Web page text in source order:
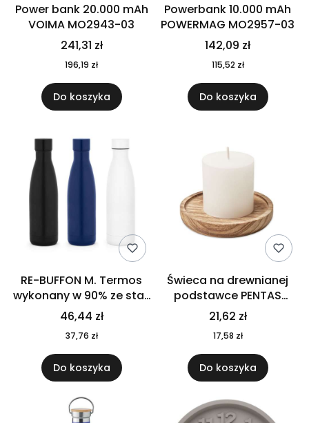
Power bank 20.000 mAh
VOIMA MO2943-03
241,31 zł
196,19 zł
Do koszyka
Powerbank 10.000 mAh
POWERMAG MO2957-03
142,09 zł
115,52 zł
Do koszyka
RE-BUFFON M. Termos
wykonany w 90% ze stali
nierdzewnej
pochodzącej z
recyklingu 520 ml 94294
46,44 zł
37,76 zł
Do koszyka
Świeca na drewnianej
podstawce PENTAS
MO6282-40
21,62 zł
17,58 zł
Do koszyka